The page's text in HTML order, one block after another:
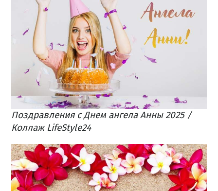
Поздравления с Днем ангела Анны 2025 /
Коллаж LifeStyle24